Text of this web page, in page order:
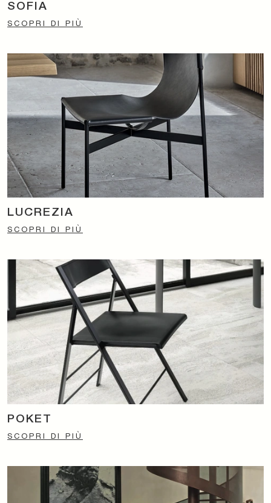
SOFIA
SCOPRI DI PIÙ
LUCREZIA
SCOPRI DI PIÙ
POKET
SCOPRI DI PIÙ